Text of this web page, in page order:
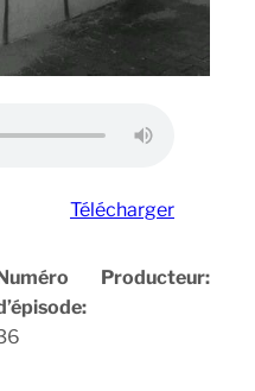
Télécharger
Producteur: